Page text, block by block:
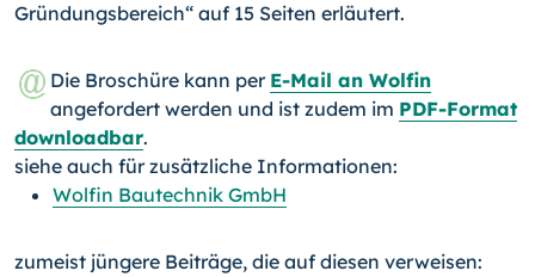
Gründungsbereich“ auf 15 Seiten erläutert.
Die Broschüre kann per E-Mail an Wolfin
angefordert werden und ist zudem im PDF-Format
downloadbar.
siehe auch für zusätzliche Informationen:
Wolfin Bautechnik GmbH
zumeist jüngere Beiträge, die auf diesen verweisen: